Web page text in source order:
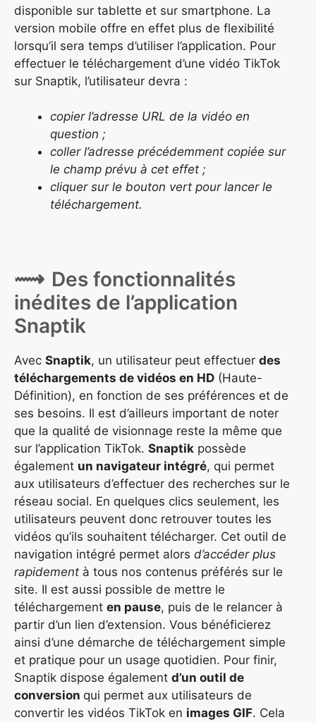
disponible sur tablette et sur smartphone. La
version mobile offre en effet plus de flexibilité
lorsqu’il sera temps d’utiliser l’application. Pour
effectuer le téléchargement d’une vidéo TikTok
sur Snaptik, l’utilisateur devra :
copier l’adresse URL de la vidéo en
question ;
coller l’adresse précédemment copiée sur
le champ prévu à cet effet ;
cliquer sur le bouton vert pour lancer le
téléchargement.
Des fonctionnalités
inédites de l’application
Snaptik
Avec Snaptik, un utilisateur peut effectuer des
téléchargements de vidéos en HD (Haute-
Définition), en fonction de ses préférences et de
ses besoins. Il est d’ailleurs important de noter
que la qualité de visionnage reste la même que
sur l’application TikTok. Snaptik possède
également un navigateur intégré, qui permet
aux utilisateurs d’effectuer des recherches sur le
réseau social. En quelques clics seulement, les
utilisateurs peuvent donc retrouver toutes les
vidéos qu’ils souhaitent télécharger. Cet outil de
navigation intégré permet alors d’accéder plus
rapidement à tous nos contenus préférés sur le
site. Il est aussi possible de mettre le
téléchargement en pause, puis de le relancer à
partir d’un lien d’extension. Vous bénéficierez
ainsi d’une démarche de téléchargement simple
et pratique pour un usage quotidien. Pour finir,
Snaptik dispose également d’un outil de
conversion qui permet aux utilisateurs de
convertir les vidéos TikTok en images GIF. Cela